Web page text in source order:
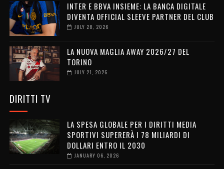
INTER E BBVA INSIEME: LA BANCA DIGITALE
DIVENTA OFFICIAL SLEEVE PARTNER DEL CLUB
JULY 28, 2026
LA NUOVA MAGLIA AWAY 2026/27 DEL
TORINO
JULY 21, 2026
DIRITTI TV
LA SPESA GLOBALE PER I DIRITTI MEDIA
SPORTIVI SUPERERÀ I 78 MILIARDI DI
DOLLARI ENTRO IL 2030
JANUARY 06, 2026